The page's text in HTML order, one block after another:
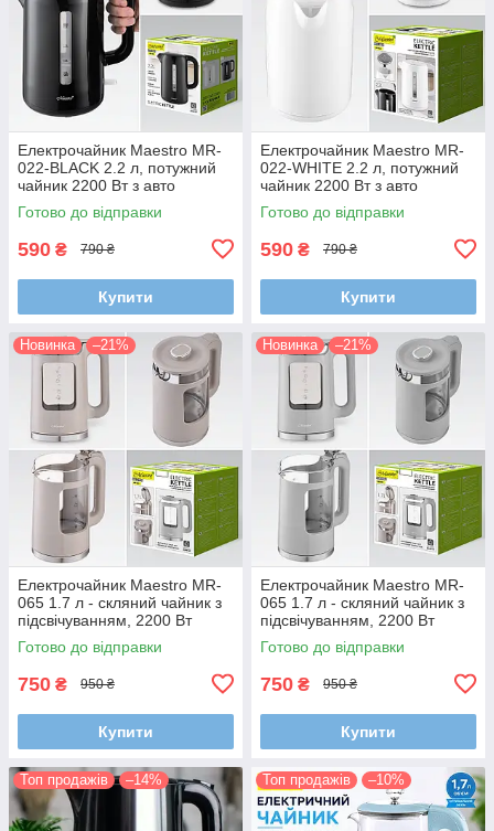
Електрочайник Maestro MR-
022-BLACK 2.2 л, потужний
чайник 2200 Вт з авто
вимкненням і захистом від
перегріву
Готово до відправки
590 ₴ 790 ₴
Купити
Електрочайник Maestro MR-
022-WHITE 2.2 л, потужний
чайник 2200 Вт з авто
вимкненням і захистом від
перегріву
Готово до відправки
590 ₴ 790 ₴
Купити
Новинка –21%
Електрочайник Maestro MR-
065 1.7 л - скляний чайник з
підсвічуванням, 2200 Вт
Готово до відправки
750 ₴ 950 ₴
Купити
Новинка –21%
Електрочайник Maestro MR-
065 1.7 л - скляний чайник з
підсвічуванням, 2200 Вт
Готово до відправки
750 ₴ 950 ₴
Купити
Топ продажів –14% Топ продажів –10%